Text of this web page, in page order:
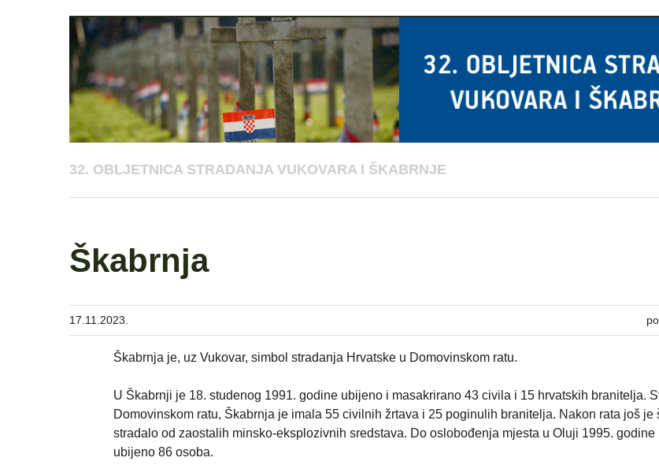
32. OBLJETNICA STRADANJA VUKOVARA I ŠKABRNJE
Škabrnja
17.11.2023.
Škabrnja je, uz Vukovar, simbol stradanja Hrvatske u Domovinskom ratu.
U Škabrnji je 18. studenog 1991. godine ubijeno i masakrirano 43 civila i 15 hrvatskih branitelja.
Domovinskom ratu, Škabrnja je imala 55 civilnih žrtava i 25 poginulih branitelja. Nakon rata još je
stradalo od zaostalih minsko-eksplozivnih sredstava. Do oslobođenja mjesta u Oluji 1995. godine
ubijeno 86 osoba.